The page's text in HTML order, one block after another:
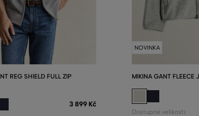
REG SHIELD FULL ZIP
3 899 Kč
NOVINKA
MIKINA GANT FLEECE
Dostupné velikosti: